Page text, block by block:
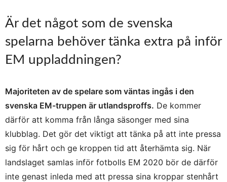
Är det något som de svenska
spelarna behöver tänka extra på inför
EM uppladdningen?
Majoriteten av de spelare som väntas ingås i den
svenska EM-truppen är utlandsproffs. De kommer
därför att komma från långa säsonger med sina
klubblag. Det gör det viktigt att tänka på att inte pressa
sig för hårt och ge kroppen tid att återhämta sig. När
landslaget samlas inför fotbolls EM 2020 bör de därför
inte genast inleda med att pressa sina kroppar stenhårt